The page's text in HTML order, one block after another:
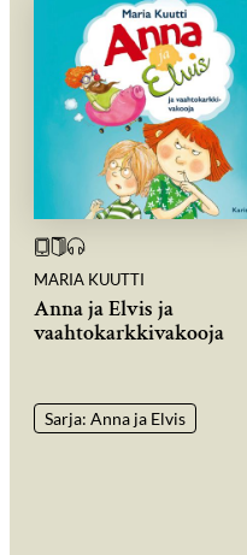
MARIA KUUTTI
Anna ja Elvis ja
vaahtokarkkivakooja
Sarja: Anna ja Elvis